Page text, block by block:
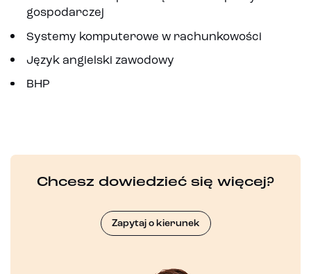
gospodarczej
Systemy komputerowe w rachunkowości
Język angielski zawodowy
BHP
Chcesz dowiedzieć się więcej?
Zapytaj o kierunek